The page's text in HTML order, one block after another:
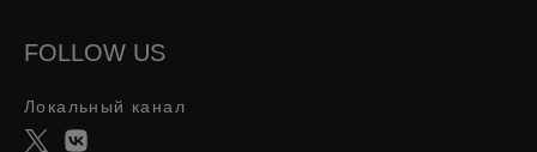
FOLLOW US
Локальный канал